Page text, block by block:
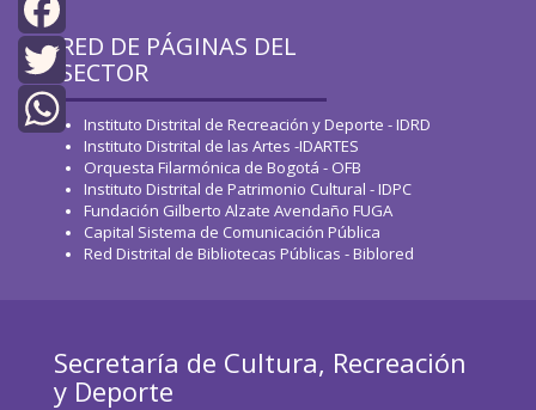
Facebook
Twitter
WhatsApp
RED DE PÁGINAS DEL
SECTOR
Instituto Distrital de Recreación y Deporte - IDRD
Instituto Distrital de las Artes -IDARTES
Orquesta Filarmónica de Bogotá - OFB
Instituto Distrital de Patrimonio Cultural - IDPC
Fundación Gilberto Alzate Avendaño FUGA
Capital Sistema de Comunicación Pública
Red Distrital de Bibliotecas Públicas - Biblored
Secretaría de Cultura, Recreación
y Deporte